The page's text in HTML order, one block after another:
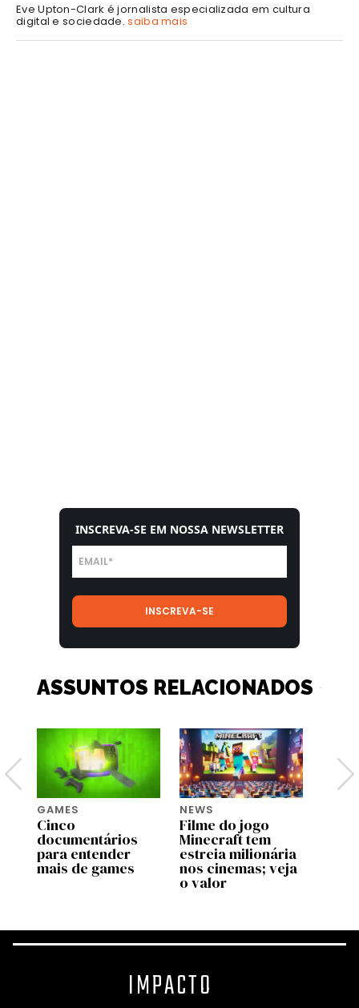
Eve Upton-Clark é jornalista especializada em cultura
digital e sociedade.saiba mais
INSCREVA-SE EM NOSSA NEWSLETTER
ASSUNTOS RELACIONADOS
GAMES
Cinco
documentários
para entender
mais de games
NEWS
Filme do jogo
Minecraft tem
estreia milionária
nos cinemas; veja
o valor
IMPACTO